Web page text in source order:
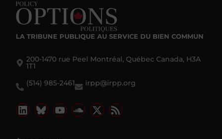
LA TRIBUNE PUBLIQUE AU SERVICE DU BIEN COMMUN
200-1470 rue Peel Montréal, Québec Canada, H3A
1T1
(514) 985-2461
irpp@irpp.org